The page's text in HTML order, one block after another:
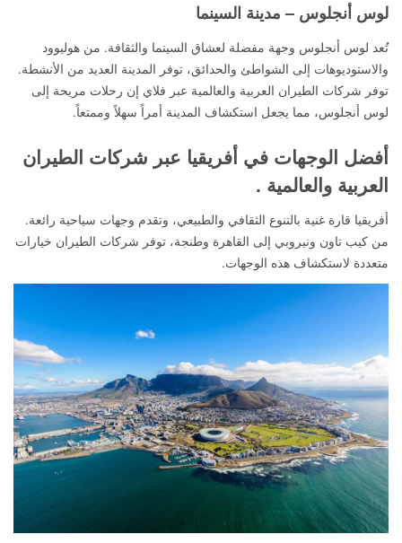
لوس أنجلوس – مدينة السينما
تُعد لوس أنجلوس وجهة مفضلة لعشاق السينما والثقافة. من هوليوود
والاستوديوهات إلى الشواطئ والحدائق، توفر المدينة العديد من الأنشطة.
توفر شركات الطيران العربية والعالمية عبر فلاي إن رحلات مريحة إلى
لوس أنجلوس، مما يجعل استكشاف المدينة أمراً سهلاً وممتعاً.
أفضل الوجهات في أفريقيا عبر شركات الطيران
العربية والعالمية .
أفريقيا قارة غنية بالتنوع الثقافي والطبيعي، وتقدم وجهات سياحية رائعة.
من كيب تاون ونيروبي إلى القاهرة وطنجة، توفر شركات الطيران خيارات
متعددة لاستكشاف هذه الوجهات.